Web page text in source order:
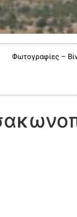
Φωτογραφίες –